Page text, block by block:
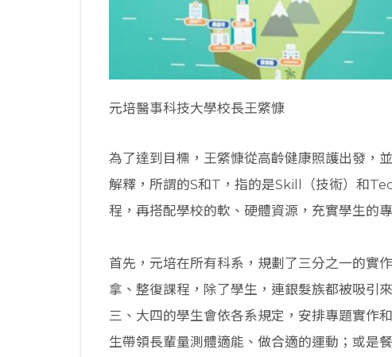
元培醫事科技大學校長王綮慷
為了達到目標，王綮慷從高齡健康照護出發，
解釋，所謂的S和T，指的是Skill（技術）和
程，再搭配學校的軟、硬體資源，充實學生的專
首先，元培在所有科系，規劃了三分之一的實
拿、整復課程，除了學生，連銀髮族都被吸引
三、大四的學生會依各系規定，安排專題實作
生帶領長輩量測體適能、做合適的運動；或是